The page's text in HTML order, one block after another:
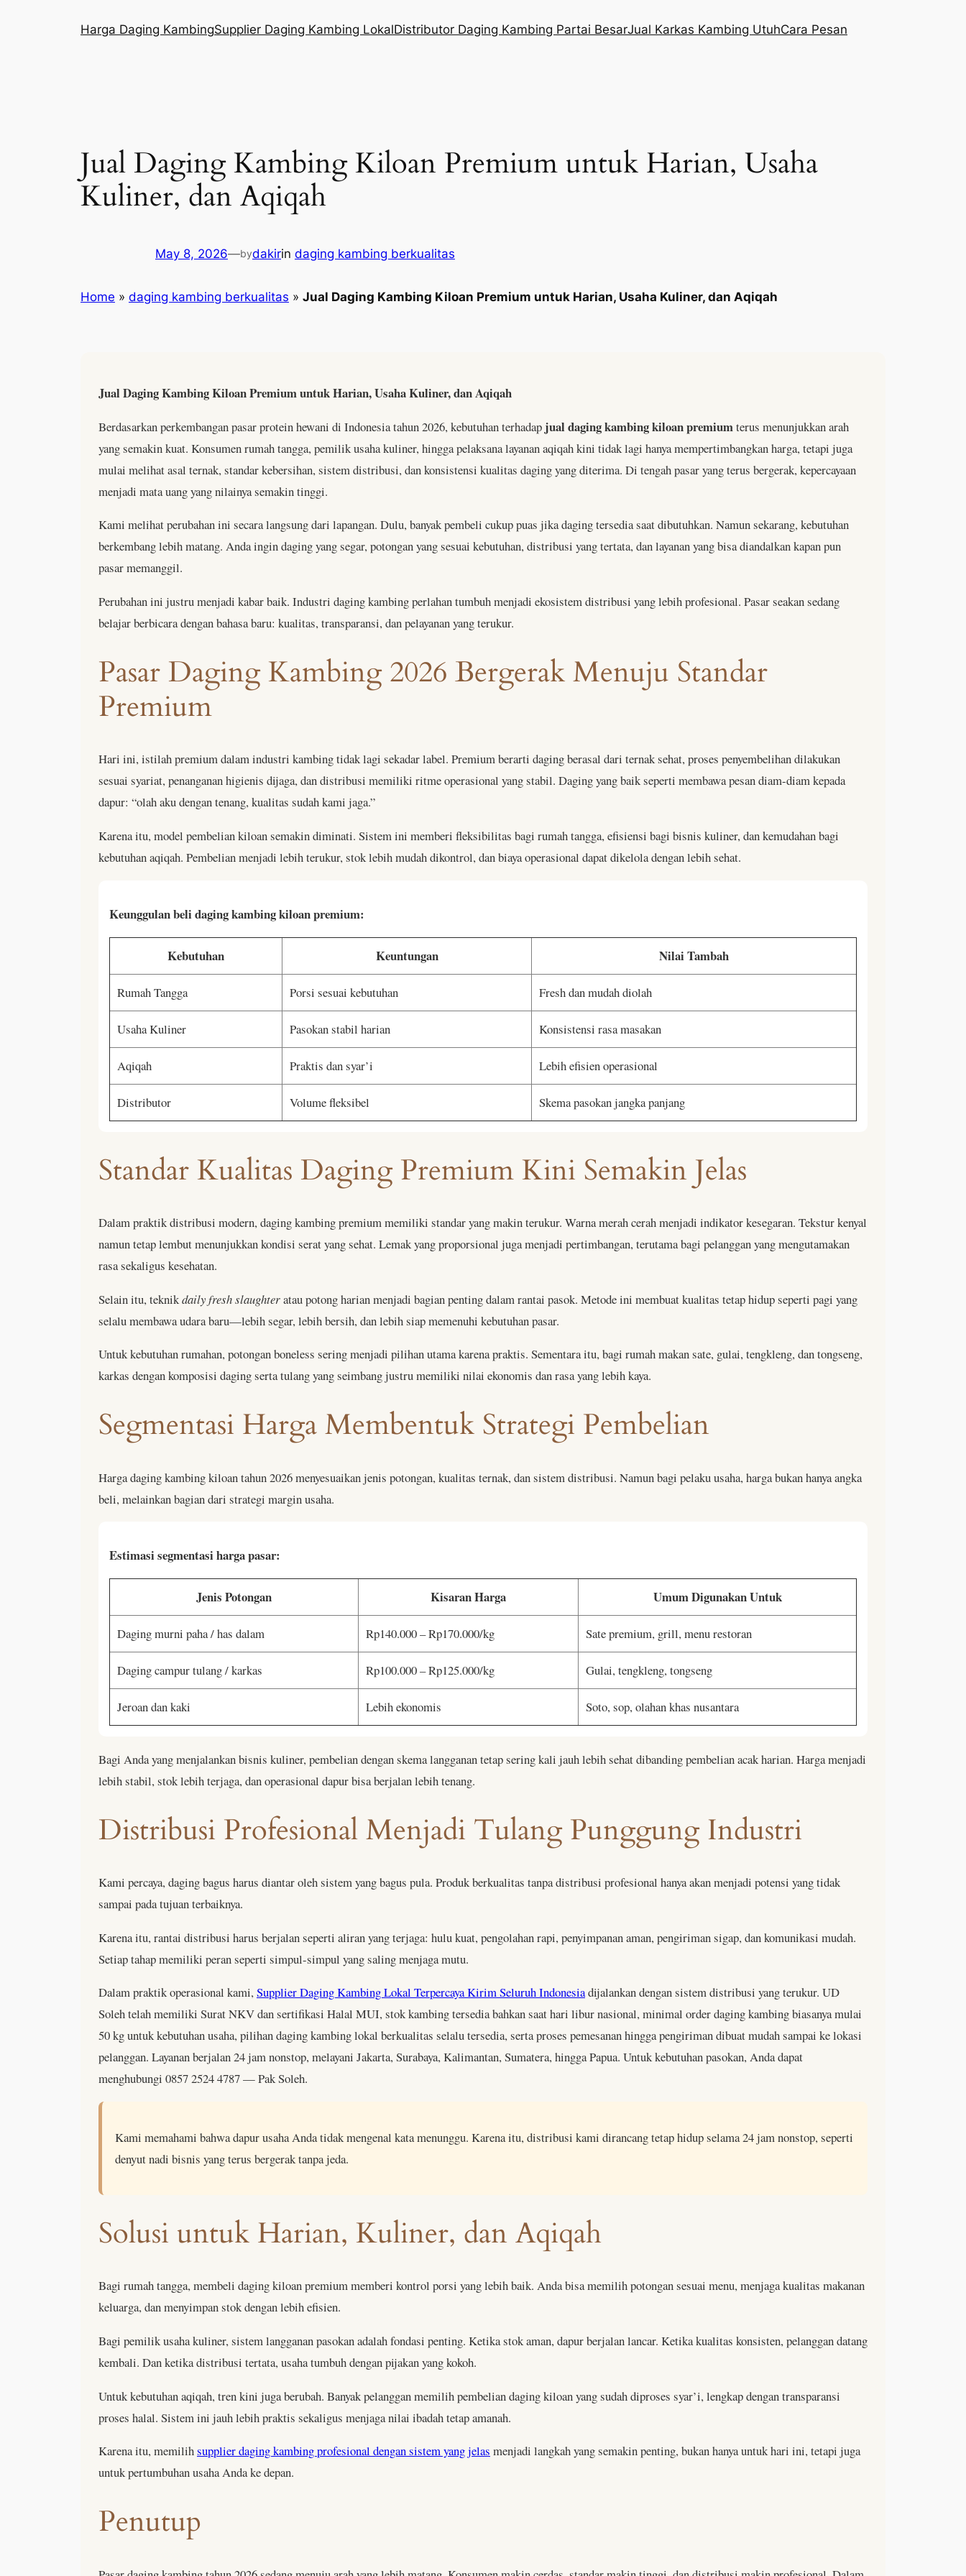
Harga Daging KambingSupplier Daging Kambing LokalDistributor Daging Kambing Partai BesarJual Karkas Kambing UtuhCara Pesan
Jual Daging Kambing Kiloan Premium untuk Harian, Usaha
Kuliner, dan Aqiqah
May 8, 2026—bydakirin daging kambing berkualitas
Home » daging kambing berkualitas » Jual Daging Kambing Kiloan Premium untuk Harian, Usaha Kuliner, dan Aqiqah
Jual Daging Kambing Kiloan Premium untuk Harian, Usaha Kuliner, dan Aqiqah
Berdasarkan perkembangan pasar protein hewani di Indonesia tahun 2026, kebutuhan terhadap jual daging kambing kiloan premiumterus menunjukkan arah
yang semakin kuat. Konsumen rumah tangga, pemilik usaha kuliner, hingga pelaksana layanan aqiqah kini tidak lagi hanya mempertimbangkan harga, tetapi juga
mulai melihat asal ternak, standar kebersihan, sistem distribusi, dan konsistensi kualitas daging yang diterima. Di tengah pasar yang terus bergerak, kepercayaan
menjadi mata uang yang nilainya semakin tinggi.
Kami melihat perubahan ini secara langsung dari lapangan. Dulu, banyak pembeli cukup puas jika daging tersedia saat dibutuhkan. Namun sekarang, kebutuhan
berkembang lebih matang. Anda ingin daging yang segar, potongan yang sesuai kebutuhan, distribusi yang tertata, dan layanan yang bisa diandalkan kapan pun
pasar memanggil.
Perubahan ini justru menjadi kabar baik. Industri daging kambing perlahan tumbuh menjadi ekosistem distribusi yang lebih profesional. Pasar seakan sedang
belajar berbicara dengan bahasa baru: kualitas, transparansi, dan pelayanan yang terukur.
Pasar Daging Kambing 2026 Bergerak Menuju Standar
Premium
Hari ini, istilah premium dalam industri kambing tidak lagi sekadar label. Premium berarti daging berasal dari ternak sehat, proses penyembelihan dilakukan
sesuai syariat, penanganan higienis dijaga, dan distribusi memiliki ritme operasional yang stabil. Daging yang baik seperti membawa pesan diam-diam kepada
dapur: “olah aku dengan tenang, kualitas sudah kami jaga.”
Karena itu, model pembelian kiloan semakin diminati. Sistem ini memberi fleksibilitas bagi rumah tangga, efisiensi bagi bisnis kuliner, dan kemudahan bagi
kebutuhan aqiqah. Pembelian menjadi lebih terukur, stok lebih mudah dikontrol, dan biaya operasional dapat dikelola dengan lebih sehat.
Keunggulan beli daging kambing kiloan premium:
Kebutuhan Keuntungan Nilai Tambah
Rumah Tangga Porsi sesuai kebutuhan Fresh dan mudah diolah
Usaha Kuliner Pasokan stabil harian Konsistensi rasa masakan
Aqiqah Praktis dan syar’i Lebih efisien operasional
Distributor Volume fleksibel Skema pasokan jangka panjang
Standar Kualitas Daging Premium Kini Semakin Jelas
Dalam praktik distribusi modern, daging kambing premium memiliki standar yang makin terukur. Warna merah cerah menjadi indikator kesegaran. Tekstur kenyal
namun tetap lembut menunjukkan kondisi serat yang sehat. Lemak yang proporsional juga menjadi pertimbangan, terutama bagi pelanggan yang mengutamakan
rasa sekaligus kesehatan.
Selain itu, teknikdaily fresh slaughteratau potong harian menjadi bagian penting dalam rantai pasok. Metode ini membuat kualitas tetap hidup seperti pagi yang
selalu membawa udara baru—lebih segar, lebih bersih, dan lebih siap memenuhi kebutuhan pasar.
Untuk kebutuhan rumahan, potongan boneless sering menjadi pilihan utama karena praktis. Sementara itu, bagi rumah makan sate, gulai, tengkleng, dan tongseng,
karkas dengan komposisi daging serta tulang yang seimbang justru memiliki nilai ekonomis dan rasa yang lebih kaya.
Segmentasi Harga Membentuk Strategi Pembelian
Harga daging kambing kiloan tahun 2026 menyesuaikan jenis potongan, kualitas ternak, dan sistem distribusi. Namun bagi pelaku usaha, harga bukan hanya angka
beli, melainkan bagian dari strategi margin usaha.
Estimasi segmentasi harga pasar:
Jenis Potongan Kisaran Harga Umum Digunakan Untuk
Daging murni paha / has dalam Rp140.000 – Rp170.000/kg Sate premium, grill, menu restoran
Daging campur tulang / karkas Rp100.000 – Rp125.000/kg Gulai, tengkleng, tongseng
Jeroan dan kaki Lebih ekonomis Soto, sop, olahan khas nusantara
Bagi Anda yang menjalankan bisnis kuliner, pembelian dengan skema langganan tetap sering kali jauh lebih sehat dibanding pembelian acak harian. Harga menjadi
lebih stabil, stok lebih terjaga, dan operasional dapur bisa berjalan lebih tenang.
Distribusi Profesional Menjadi Tulang Punggung Industri
Kami percaya, daging bagus harus diantar oleh sistem yang bagus pula. Produk berkualitas tanpa distribusi profesional hanya akan menjadi potensi yang tidak
sampai pada tujuan terbaiknya.
Karena itu, rantai distribusi harus berjalan seperti aliran yang terjaga: hulu kuat, pengolahan rapi, penyimpanan aman, pengiriman sigap, dan komunikasi mudah.
Setiap tahap memiliki peran seperti simpul-simpul yang saling menjaga mutu.
Dalam praktik operasional kami,Supplier Daging Kambing Lokal Terpercaya Kirim Seluruh Indonesiadijalankan dengan sistem distribusi yang terukur. UD
Soleh telah memiliki Surat NKV dan sertifikasi Halal MUI, stok kambing tersedia bahkan saat hari libur nasional, minimal order daging kambing biasanya mulai
50 kg untuk kebutuhan usaha, pilihan daging kambing lokal berkualitas selalu tersedia, serta proses pemesanan hingga pengiriman dibuat mudah sampai ke lokasi
pelanggan. Layanan berjalan 24 jam nonstop, melayani Jakarta, Surabaya, Kalimantan, Sumatera, hingga Papua. Untuk kebutuhan pasokan, Anda dapat
menghubungi 0857 2524 4787 — Pak Soleh.
Kami memahami bahwa dapur usaha Anda tidak mengenal kata menunggu. Karena itu, distribusi kami dirancang tetap hidup selama 24 jam nonstop, seperti
denyut nadi bisnis yang terus bergerak tanpa jeda.
Solusi untuk Harian, Kuliner, dan Aqiqah
Bagi rumah tangga, membeli daging kiloan premium memberi kontrol porsi yang lebih baik. Anda bisa memilih potongan sesuai menu, menjaga kualitas makanan
keluarga, dan menyimpan stok dengan lebih efisien.
Bagi pemilik usaha kuliner, sistem langganan pasokan adalah fondasi penting. Ketika stok aman, dapur berjalan lancar. Ketika kualitas konsisten, pelanggan datang
kembali. Dan ketika distribusi tertata, usaha tumbuh dengan pijakan yang kokoh.
Untuk kebutuhan aqiqah, tren kini juga berubah. Banyak pelanggan memilih pembelian daging kiloan yang sudah diproses syar’i, lengkap dengan transparansi
proses halal. Sistem ini jauh lebih praktis sekaligus menjaga nilai ibadah tetap amanah.
Karena itu, memilihsupplier daging kambing profesional dengan sistem yang jelas menjadi langkah yang semakin penting, bukan hanya untuk hari ini, tetapi juga
untuk pertumbuhan usaha Anda ke depan.
Penutup